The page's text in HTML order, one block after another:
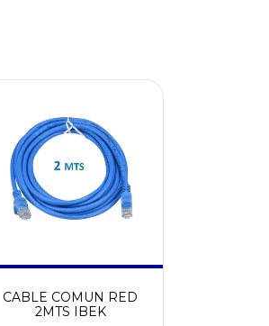
CABLE COMUN RED
2MTS IBEK